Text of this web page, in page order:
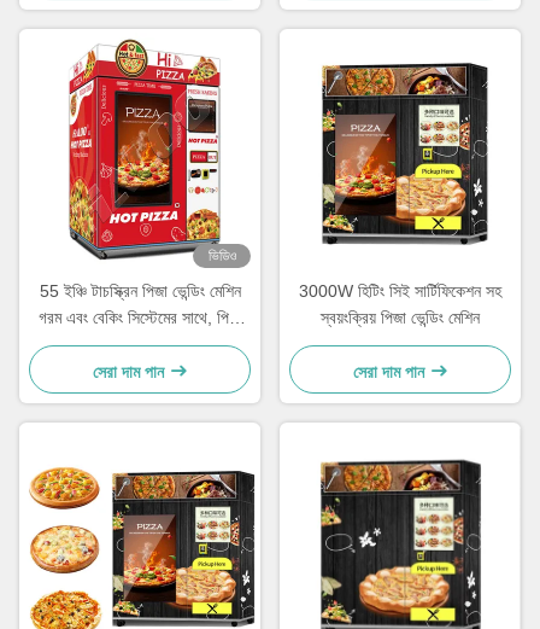
ভিডিও
55 ইঞ্চি টাচস্ক্রিন পিজা ভেন্ডিং মেশিন
গরম এবং বেকিং সিস্টেমের সাথে, পিজা
মেশিনের শীর্ষে একটি এলইডি লাইটবক্স
বৈশিষ্ট্যযুক্ত
সেরা দাম পান
3000W হিটিং সিই সার্টিফিকেশন সহ
স্বয়ংক্রিয় পিজা ভেন্ডিং মেশিন
সেরা দাম পান